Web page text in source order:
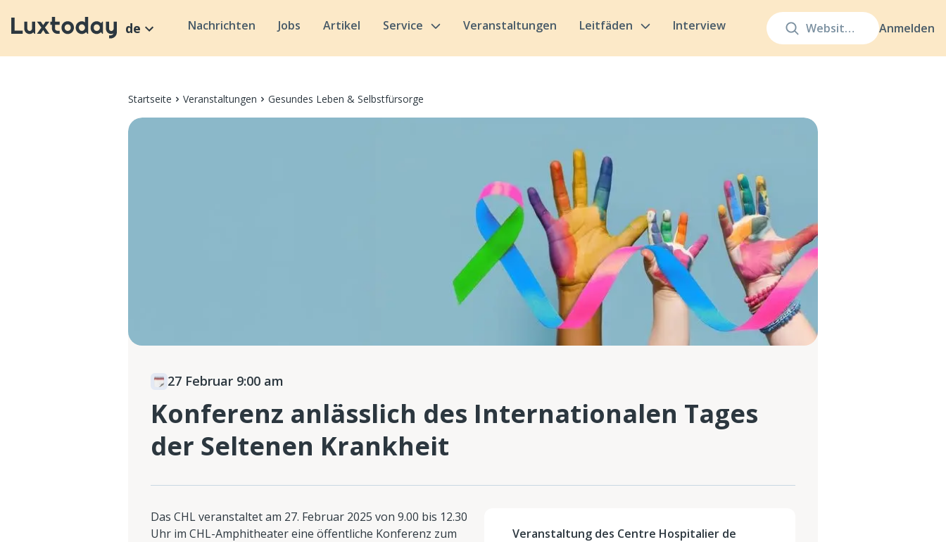
Anmelden
de Nachrichten Jobs Artikel Service Veranstaltungen Leitfäden Interview
Startseite Veranstaltungen Gesundes Leben & Selbstfürsorge
27 Februar 9:00 am
Konferenz anlässlich des Internationalen Tages
der Seltenen Krankheit
Das CHL veranstaltet am 27. Februar 2025 von 9.00 bis 12.30
Uhr im CHL-Amphitheater eine öffentliche Konferenz zum
Veranstaltung des Centre Hospitalier de